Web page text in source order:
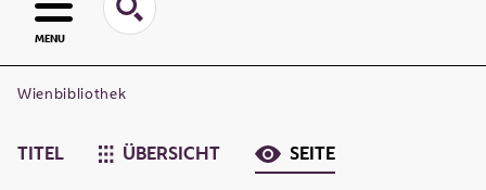
MENU
Wienbibliothek
TITEL ÜBERSICHT SEITE